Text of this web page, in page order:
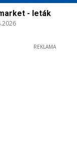
- leták
REKLAMA